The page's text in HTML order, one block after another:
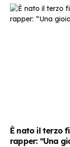
È nato il terzo
rapper: “Una